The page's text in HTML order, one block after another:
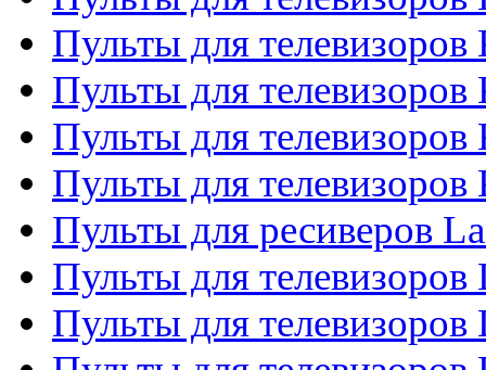
Пульты для телевизоров
Пульты для телевизоров
Пульты для
Пульты для
Пульты для ресиверов
Пульты для телевизоров
Пульты для телевизоров